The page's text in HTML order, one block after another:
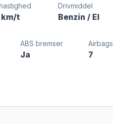
km/t
Drivmiddel
Benzin / El
ABS bremser
Ja
Airbags
7